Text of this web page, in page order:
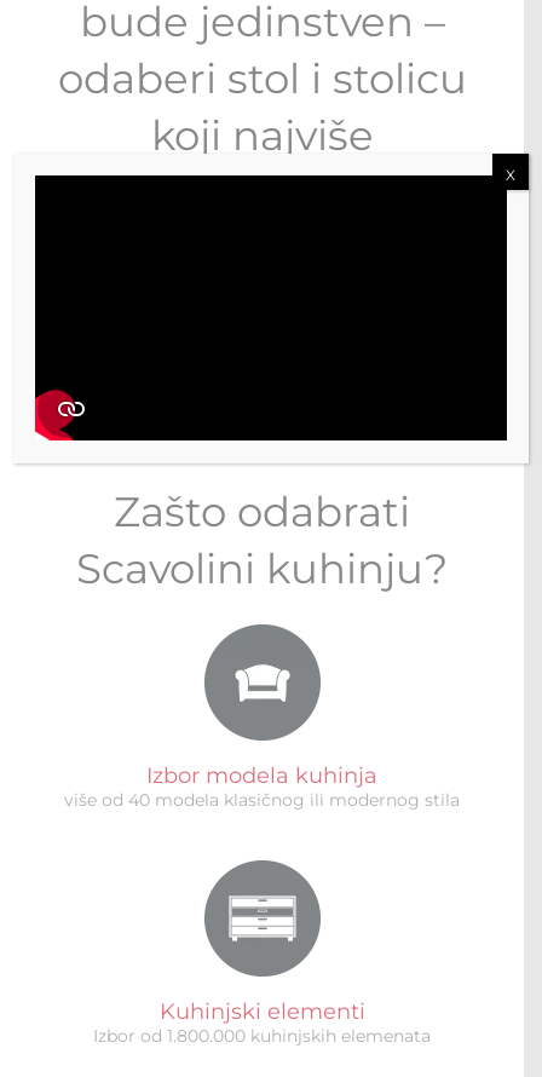
bude jedinstven –
odaberi stol i stolicu
koji najviše
odgovaraju tvojoj
Zašto odabrati
Scavolini kuhinju?
Izbor modela kuhinja
više od 40 modela klasičnog ili modernog stila
Kuhinjski elementi
Izbor od 1.800.000 kuhinjskih elemenata
X